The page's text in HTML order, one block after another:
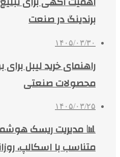
برندینگ در صنعت
۱۴۰۵/۰۳/۳۰
راهنمای خرید لیبل
محصولات صنعتی
۱۴۰۵/۰۳/۲۵
📊 مدیریت ریسک
متناسب با اسکالپ،